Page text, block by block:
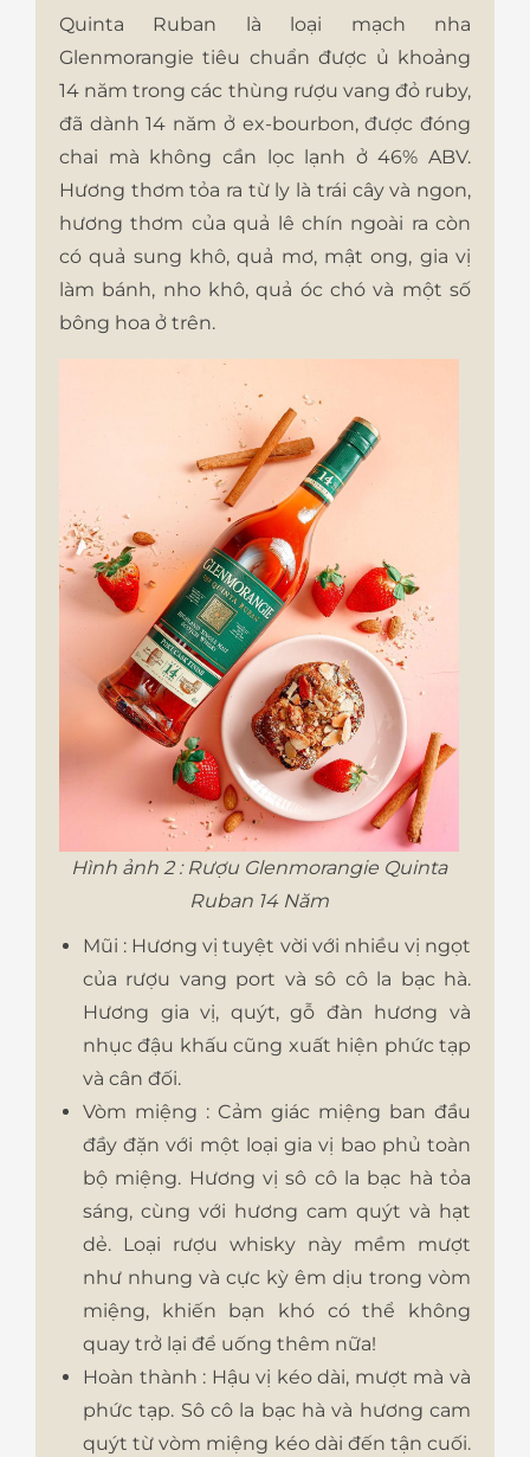
Quinta Ruban là loại mạch nha
Glenmorangie tiêu chuẩn được ủ khoảng
14 năm trong các thùng rượu vang đỏ ruby,
đã dành 14 năm ở ex-bourbon, được đóng
chai mà không cần lọc lạnh ở 46% ABV.
Hương thơm tỏa ra từ ly là trái cây và ngon,
hương thơm của quả lê chín ngoài ra còn
có quả sung khô, quả mơ, mật ong, gia vị
làm bánh, nho khô, quả óc chó và một số
bông hoa ở trên.
Hình ảnh 2 : Rượu Glenmorangie Quinta
Ruban 14 Năm
Mũi : Hương vị tuyệt vời với nhiều vị ngọt
của rượu vang port và sô cô la bạc hà.
Hương gia vị, quýt, gỗ đàn hương và
nhục đậu khấu cũng xuất hiện phức tạp
và cân đối.
Vòm miệng : Cảm giác miệng ban đầu
đầy đặn với một loại gia vị bao phủ toàn
bộ miệng. Hương vị sô cô la bạc hà tỏa
sáng, cùng với hương cam quýt và hạt
dẻ. Loại rượu whisky này mềm mượt
như nhung và cực kỳ êm dịu trong vòm
miệng, khiến bạn khó có thể không
quay trở lại để uống thêm nữa!
Hoàn thành : Hậu vị kéo dài, mượt mà và
phức tạp. Sô cô la bạc hà và hương cam
quýt từ vòm miệng kéo dài đến tận cuối.